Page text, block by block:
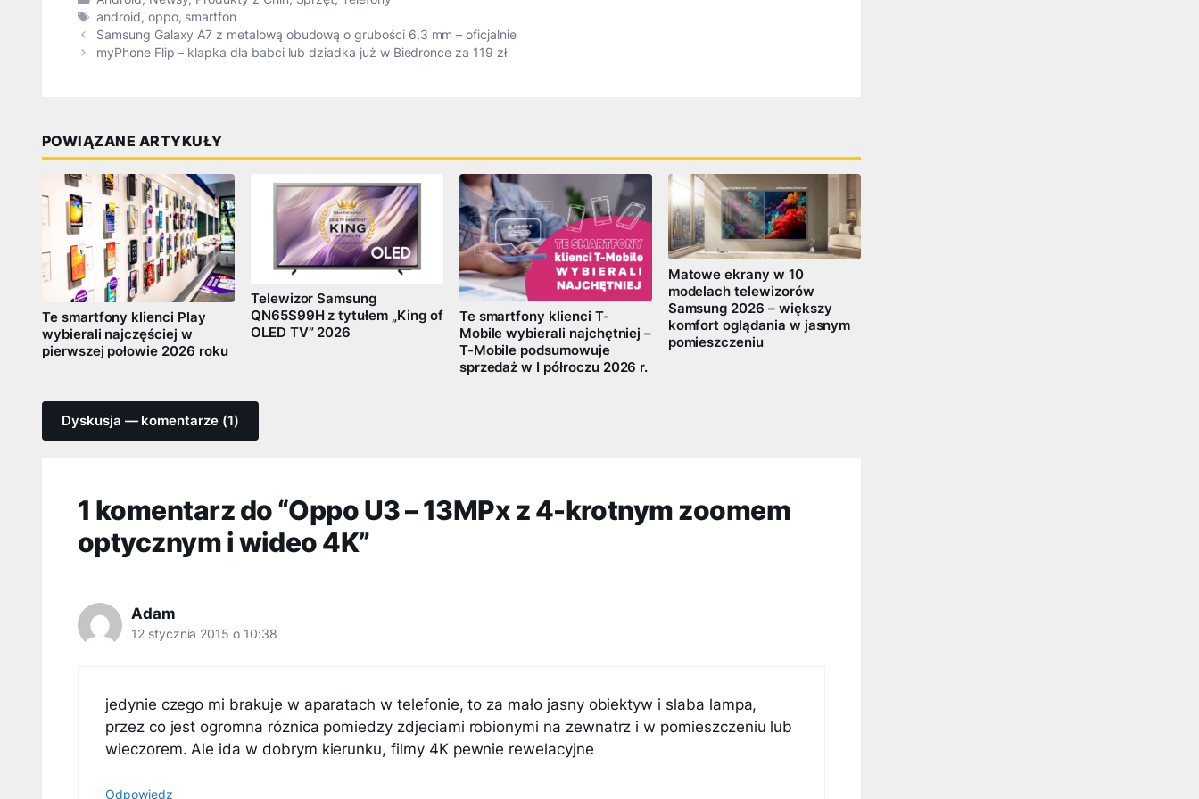
Tagi
android, oppo, smartfon
Samsung Galaxy A7 z metalową obudową o grubości 6,3 mm – oficjalnie
myPhone Flip – klapka dla babci lub dziadka już w Biedronce za 119 zł
POWIĄZANE ARTYKUŁY
Te smartfony klienci Play
wybierali najczęściej w
pierwszej połowie 2026 roku
Telewizor Samsung
QN65S99H z tytułem „King of
OLED TV” 2026
Te smartfony klienci T-
Mobile wybierali najchętniej –
T-Mobile podsumowuje
sprzedaż w I półroczu 2026 r.
Matowe ekrany w 10
modelach telewizorów
Samsung 2026 – większy
komfort oglądania w jasnym
pomieszczeniu
Dyskusja — komentarze (1)
1 komentarz do “Oppo U3 – 13MPx z 4-krotnym zoomem
optycznym i wideo 4K”
Adam
12 stycznia 2015 o 10:38
jedynie czego mi brakuje w aparatach w telefonie, to za mało jasny obiektyw i slaba lampa,
przez co jest ogromna róznica pomiedzy zdjeciami robionymi na zewnatrz i w pomieszczeniu lub
wieczorem. Ale ida w dobrym kierunku, filmy 4K pewnie rewelacyjne
Odpowiedz